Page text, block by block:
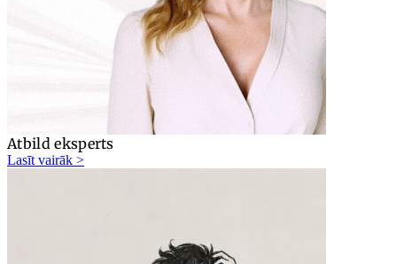
Atbild eksperts
Lasīt vairāk >